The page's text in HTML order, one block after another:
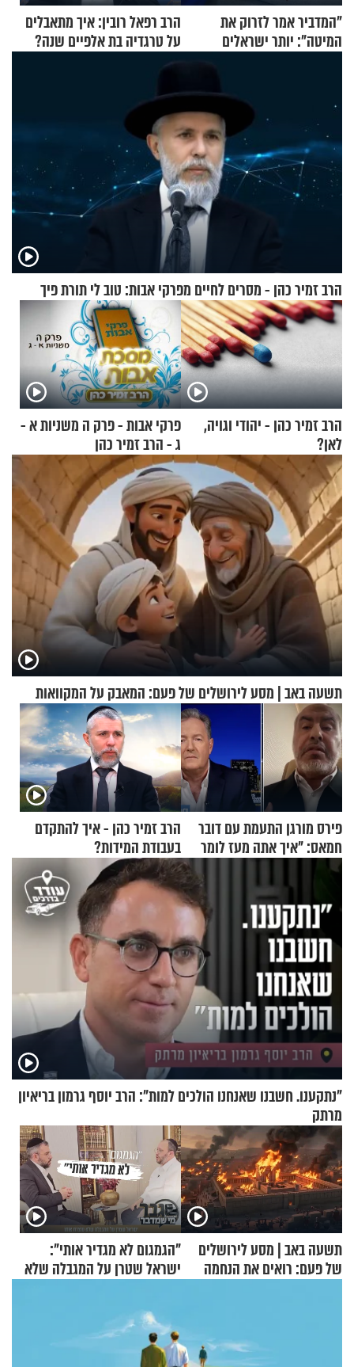
"המדביר אמר לזרוק את
המיטה": יותר ישראלים
הרב רפאל רובין: איך מתאבלים
על טרגדיה בת אלפיים שנה?
הרב זמיר כהן - מסרים לחיים מפרקי אבות: טוב לי תורת פיך
הרב זמיר כהן - יהודי וגויה,
לאן?
פרקי אבות - פרק ה משניות א -
ג - הרב זמיר כהן
תשעה באב | מסע לירושלים של פעם: המאבק על המקוואות
פירס מורגן התעמת עם דובר
חמאס: "איך אתה מעז לומר
שלא ביצעתם פשעי מלחמה?!"
הרב זמיר כהן - איך להתקדם
בעבודת המידות?
"נתקענו. חשבנו שאנחנו הולכים למות": הרב יוסף גרמון בריאיון
מרתק
תשעה באב | מסע לירושלים
של פעם: רואים את הנחמה
"הגמגום לא מגדיר אותי":
ישראל שטרן על המגבלה שלא